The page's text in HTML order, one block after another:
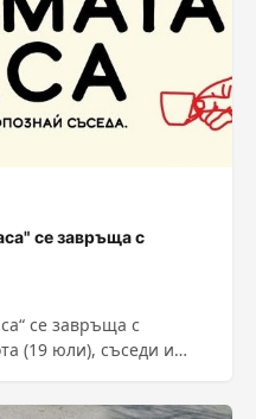
се завръща с
се завръща с
(19 юли), съседи и